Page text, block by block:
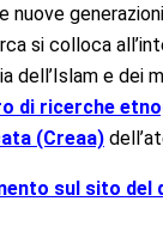
nuove
si colloca
dell’Islam e dei
di ricerche
(Creaa)
sul sito del